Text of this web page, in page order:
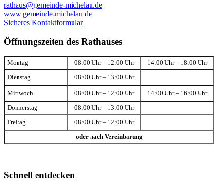
rathaus@gemeinde-michelau.de
www.gemeinde-michelau.de
Sicheres Kontaktformular
Öffnungszeiten des Rathauses
Montag 08:00 Uhr – 12:00 Uhr 14:00 Uhr – 18:00 Uhr
Dienstag 08:00 Uhr – 13:00 Uhr
Mittwoch 08:00 Uhr – 12:00 Uhr 14:00 Uhr – 16:00 Uhr
Donnerstag 08:00 Uhr – 13:00 Uhr
Freitag 08:00 Uhr – 12:00 Uhr
oder nach Vereinbarung
Schnell entdecken